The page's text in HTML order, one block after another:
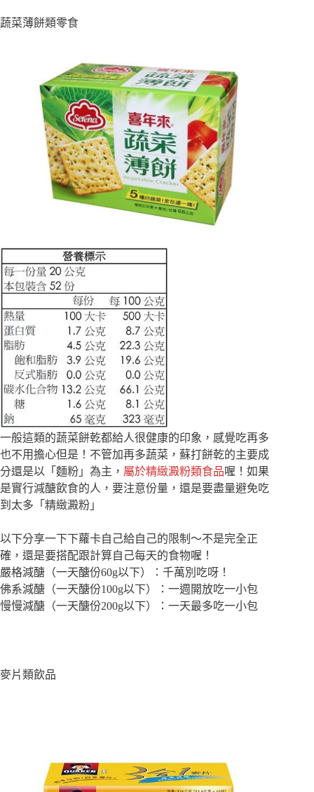
蔬菜薄餅類零食
一般這類的蔬菜餅乾都給人很健康的印象，感覺吃再多
也不用擔心但是！不管加再多蔬菜，蘇打餅乾的主要成
分還是以「麵粉」為主， 屬於精緻澱粉類食品喔！如果
是實行減醣飲食的人，要注意份量，還是要盡量避免吃
到太多「精緻澱粉」
以下分享一下下蘿卡自己給自己的限制～不是完全正
確，還是要搭配跟計算自己每天的食物喔！
嚴格減醣（一天醣份60g以下）：千萬別吃呀！
佛系減醣（一天醣份100g以下）：一週開放吃一小包
慢慢減醣（一天醣份200g以下）：一天最多吃一小包
麥片類飲品